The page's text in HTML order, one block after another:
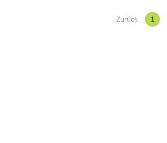
Zurück 1